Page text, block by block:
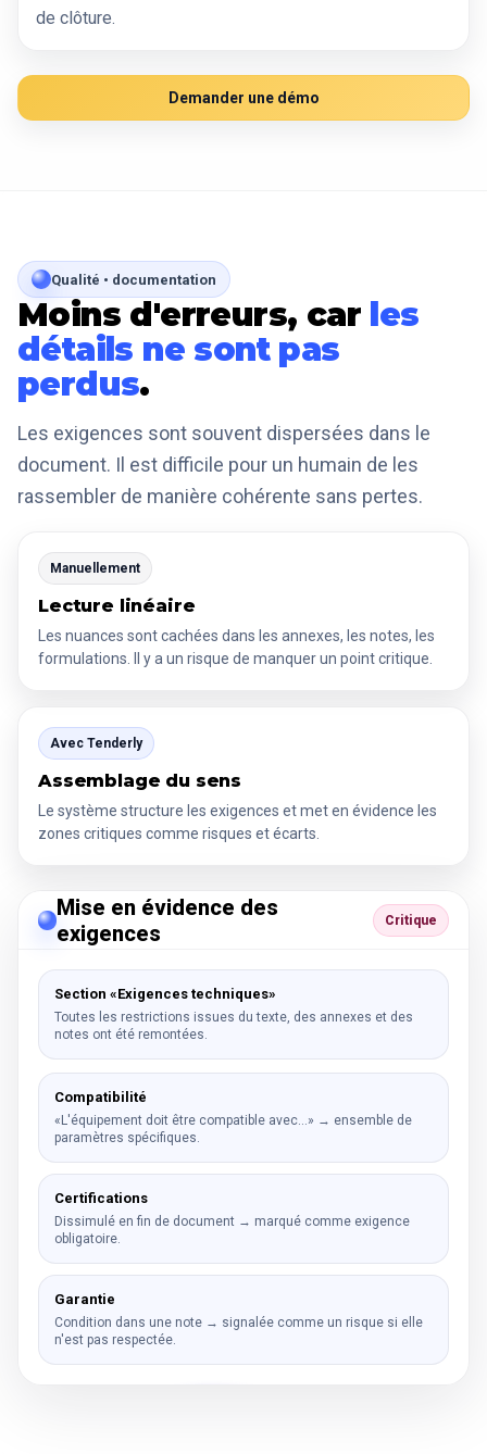
de clôture.
Demander une démo
Qualité • documentation
Moins d'erreurs, car les
détails ne sont pas
perdus.
Les exigences sont souvent dispersées dans le
document. Il est difficile pour un humain de les
rassembler de manière cohérente sans pertes.
Manuellement
Lecture linéaire
Les nuances sont cachées dans les annexes, les notes, les
formulations. Il y a un risque de manquer un point critique.
Avec Tenderly
Assemblage du sens
Le système structure les exigences et met en évidence les
zones critiques comme risques et écarts.
Mise en évidence des
exigences
Critique
Section «Exigences techniques»
Toutes les restrictions issues du texte, des annexes et des
notes ont été remontées.
Compatibilité
«L'équipement doit être compatible avec…» → ensemble de
paramètres spécifiques.
Certifications
Dissimulé en fin de document → marqué comme exigence
obligatoire.
Garantie
Condition dans une note → signalée comme un risque si elle
n'est pas respectée.